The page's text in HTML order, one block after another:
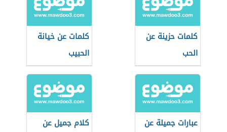
كلمات حزينة عن
الحب
كلمات عن خيانة
الحبيب
عبارات جميلة عن
كلام جميل عن